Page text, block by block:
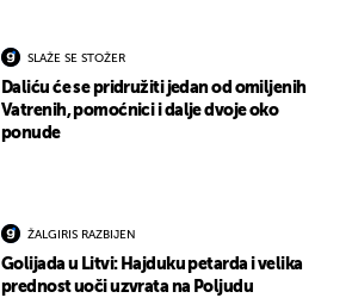
SLAŽE SE STOŽER
Daliću će se pridružiti jedan od omiljenih
Vatrenih, pomoćnici i dalje dvoje oko
ponude
ŽALGIRIS RAZBIJEN
Golijada u Litvi: Hajduku petarda i velika
prednost uoči uzvrata na Poljudu